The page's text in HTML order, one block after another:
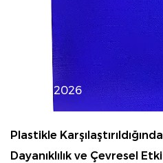
03 06, 2026
Plastikle
Dayanıklılık ve Çevresel Etki